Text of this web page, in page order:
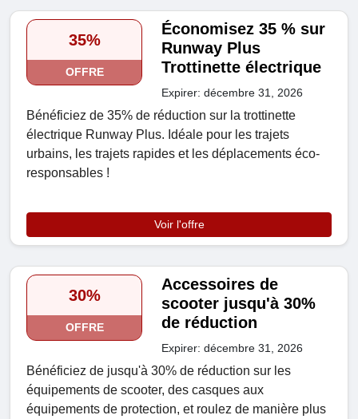
35%
OFFRE
Économisez 35 % sur
Runway Plus
Trottinette électrique
Expirer: décembre 31, 2026
Bénéficiez de 35% de réduction sur la trottinette
électrique Runway Plus. Idéale pour les trajets
urbains, les trajets rapides et les déplacements éco-
responsables !
Voir l'offre
30%
OFFRE
Accessoires de
scooter jusqu'à 30%
de réduction
Expirer: décembre 31, 2026
Bénéficiez de jusqu'à 30% de réduction sur les
équipements de scooter, des casques aux
équipements de protection, et roulez de manière plus